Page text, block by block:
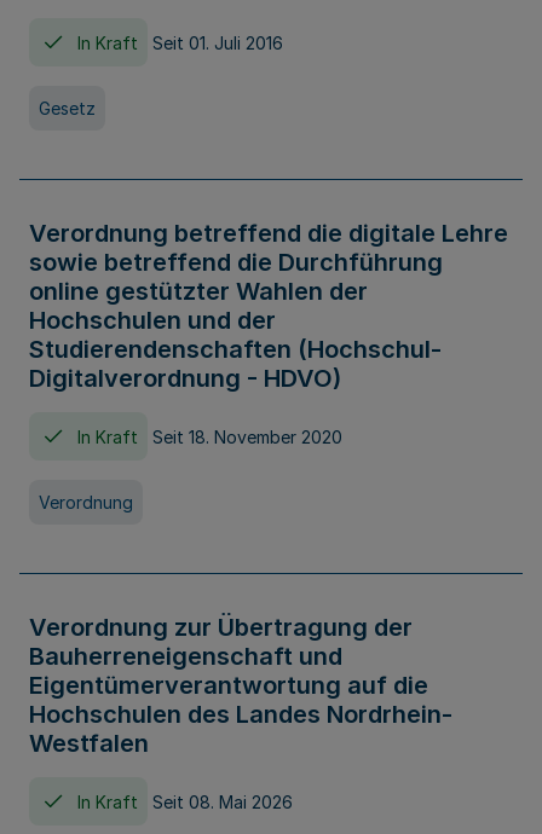
In Kraft Seit 01. Juli 2016
Gesetz
Verordnung betreffend die digitale Lehre
sowie betreffend die Durchführung
online gestützter Wahlen der
Hochschulen und der
Studierendenschaften (Hochschul-
Digitalverordnung - HDVO)
In Kraft Seit 18. November 2020
Verordnung
Verordnung zur Übertragung der
Bauherreneigenschaft und
Eigentümerverantwortung auf die
Hochschulen des Landes Nordrhein-
Westfalen
In Kraft Seit 08. Mai 2026